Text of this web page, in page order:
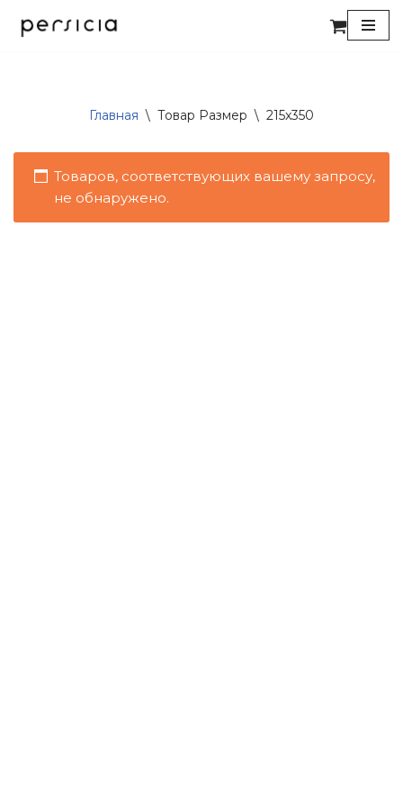
Главная \ Товар Размер \ 215x350
Товаров, соответствующих вашему запросу,
не обнаружено.